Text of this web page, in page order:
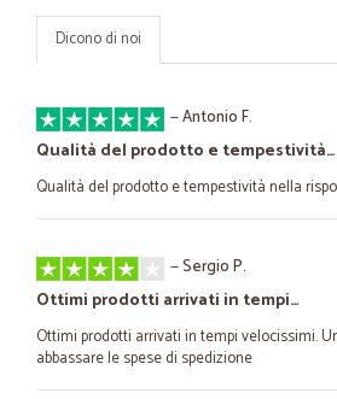
Dicono di noi
—Antonio F.
Qualità del prodotto e tempestività…
Qualità del prodotto e tempestività nella
—Sergio P.
Ottimi prodotti arrivati in tempi…
Ottimi prodotti arrivati in tempi velocissimi.
abbassare le spese di spedizione